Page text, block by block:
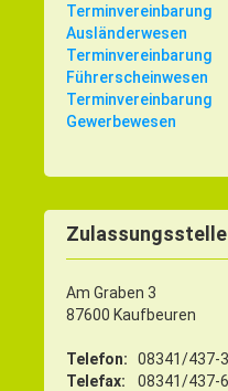
Terminvereinbarung
Ausländerwesen
Terminvereinbarung
Führerscheinwesen
Terminvereinbarung
Gewerbewesen
Zulassungsstelle
Am Graben 3
87600 Kaufbeuren
Telefon:
08341/437-
Telefax:
08341/437-